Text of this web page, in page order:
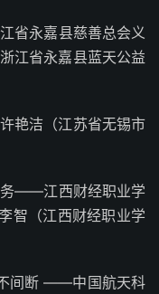
省永嘉县慈善总会义
江省永嘉县蓝天公益
艳洁（江苏省无锡市
务——江西财经职业学
（江西财经职业学
间断 ——中国航天科